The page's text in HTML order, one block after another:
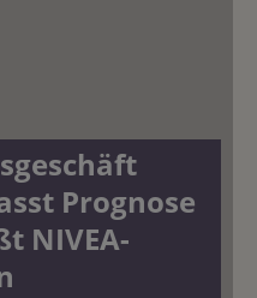
Prognose
NIVEA-